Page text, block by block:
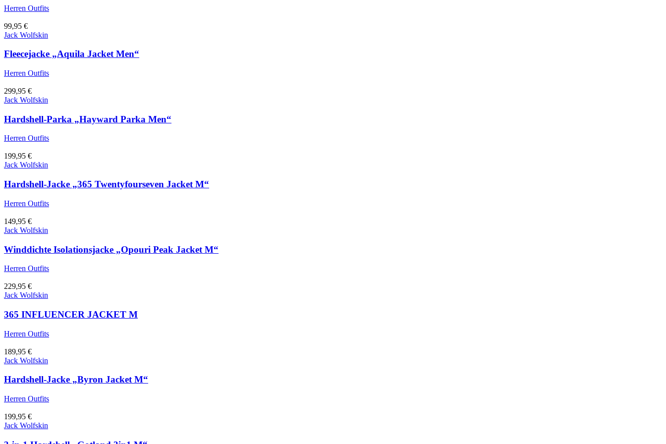
Herren Outfits
99,95 €
Jack Wolfskin
Fleecejacke „Aquila Jacket Men“
Herren Outfits
299,95 €
Jack Wolfskin
Hardshell-Parka „Hayward Parka Men“
Herren Outfits
199,95 €
Jack Wolfskin
Hardshell-Jacke „365 Twentyfourseven Jacket M“
Herren Outfits
149,95 €
Jack Wolfskin
Winddichte Isolationsjacke „Opouri Peak Jacket M“
Herren Outfits
229,95 €
Jack Wolfskin
365 INFLUENCER JACKET M
Herren Outfits
189,95 €
Jack Wolfskin
Hardshell-Jacke „Byron Jacket M“
Herren Outfits
199,95 €
Jack Wolfskin